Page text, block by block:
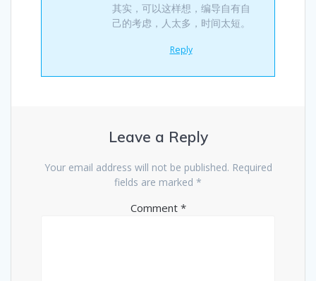
其实，可以这样想，编导自有自
己的考虑，人太多，时间太短。
Reply
Leave a Reply
Your email address will not be published. Required
fields are marked *
Comment *